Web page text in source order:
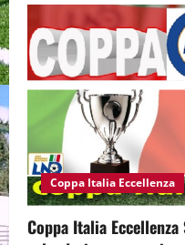
Coppa Italia Eccellenza
Coppa Italia